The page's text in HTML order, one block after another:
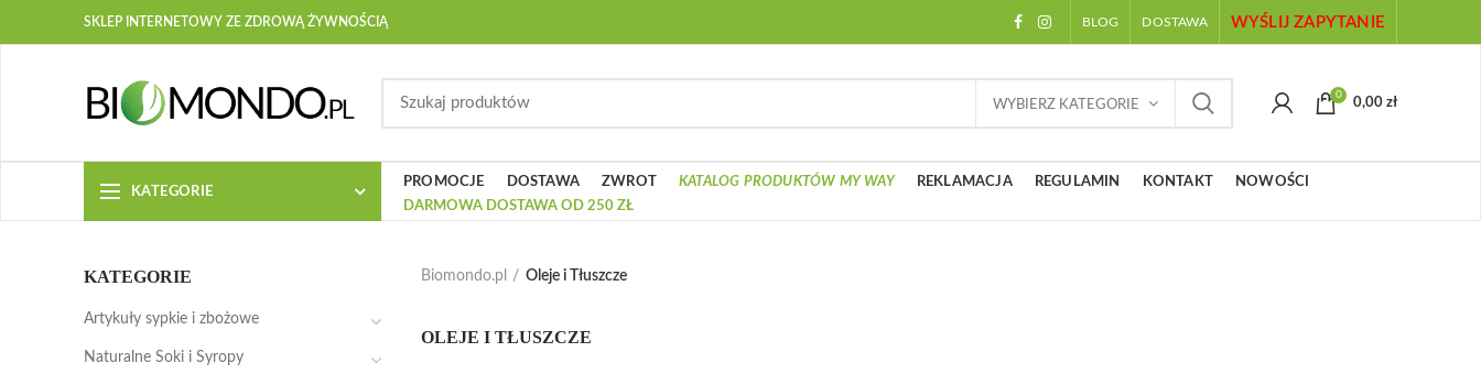
SKLEP INTERNETOWY ZE ZDROWĄ ŻYWNOŚCIĄ BLOG DOSTAWA WYŚLIJ ZAPYTANIE
WYBIERZ KATEGORIE
0
0,00 zł
KATEGORIE
PROMOCJE DOSTAWA ZWROT KATALOG PRODUKTÓW MY WAY REKLAMACJA REGULAMIN KONTAKT
NOWOŚCI
DARMOWA DOSTAWA OD 250 ZŁ
Biomondo.pl Oleje i Tłuszcze
OLEJE I TŁUSZCZE
KATEGORIE
Artykuły sypkie i zbożowe
Naturalne Soki i Syropy